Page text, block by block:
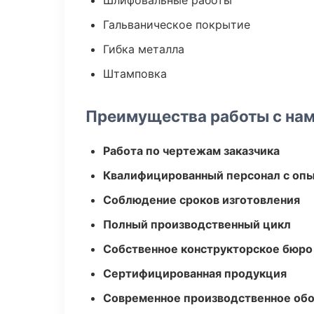
Гальваническое покрытие
Гибка металла
Штамповка
Преимущества работы с
Работа по чертежам заказчика
Квалифицированный персонал с
Соблюдение сроков изготовления
Полный производственный цикл
Собственное конструкторское бюро
Сертифицированная продукция
Современное производственное